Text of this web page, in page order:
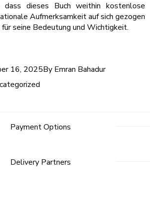
dieses Buch weithin kostenlose
Aufmerksamkeit auf sich gezogen
seine Bedeutung und Wichtigkeit.
16, 2025By Emran Bahadur
Payment Options
Delivery Partners